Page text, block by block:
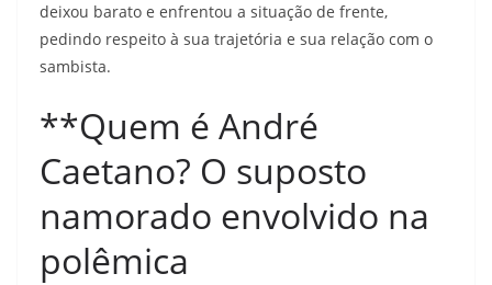
deixou barato e enfrentou a situação de frente,
pedindo respeito à sua trajetória e sua relação com o
sambista.
**Quem é André
Caetano? O suposto
namorado envolvido na
polêmica